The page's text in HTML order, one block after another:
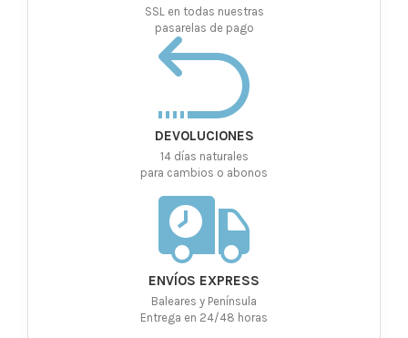
SSL en todas nuestras
pasarelas de pago
DEVOLUCIONES
14 días naturales
para cambios o abonos
ENVÍOS EXPRESS
Baleares y Península
Entrega en 24/48 horas